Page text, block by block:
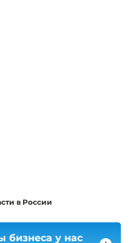
в России
бизнеса у нас